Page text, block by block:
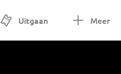
Uitgaan Meer